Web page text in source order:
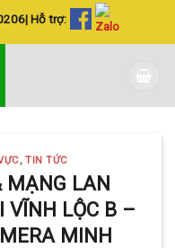
| Hỗ trợ:
,TIN TỨC
MẠNG LAN
VĨNH LỘC B –
MINH